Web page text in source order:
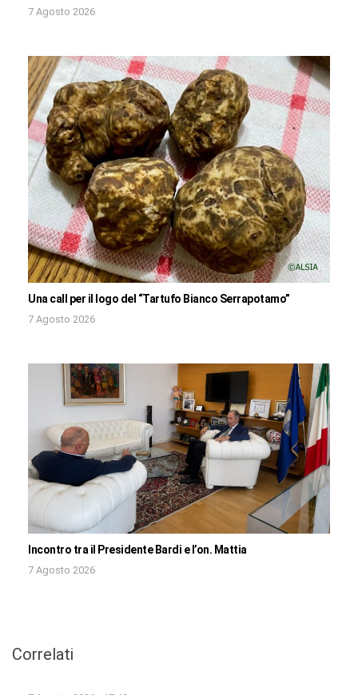
7 Agosto 2026
Una call per il logo del “Tartufo Bianco Serrapotamo”
7 Agosto 2026
Incontro tra il Presidente Bardi e l’on. Mattia
7 Agosto 2026
Correlati